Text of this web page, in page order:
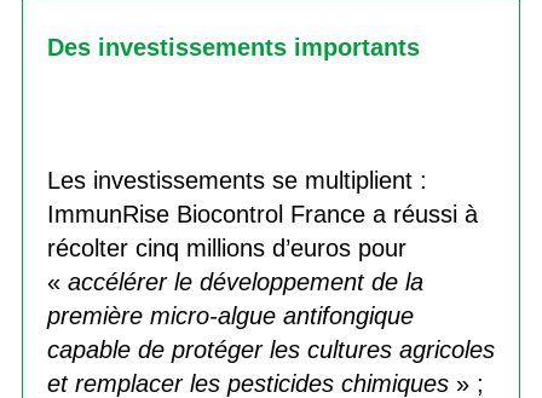
Des investissements importants
Les investissements se multiplient :
ImmunRise Biocontrol France a réussi à
récolter cinq millions d’euros pour
« accélérer le développement de la
première micro-algue antifongique
capable de protéger les cultures agricoles
et remplacer les pesticides chimiques» ;